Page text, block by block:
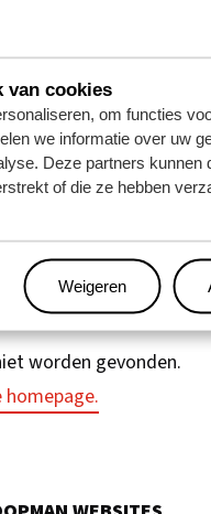
van cookies
om functies
we informatie over uw
Deze partners kunnen
of die ze hebben
Weigeren
KAN
worden gevonden.
homepage.